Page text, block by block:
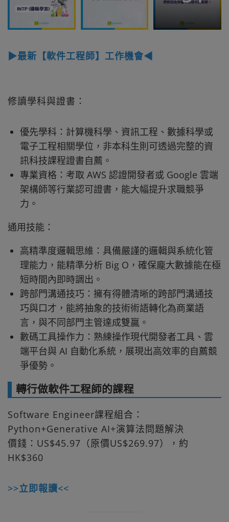
▶最新【軟件工程師】工作機會◀
修讀學科與證書：
優先學科：計算機科學、資訊工程、數據科學或
電子工程相關學位，非本科生則可透過完整的資
訊科技課程證書自薦。
專業資格：考取 AWS 認證開發者或 Google 雲端
架構師等行業認可證書，能大幅提升求職競爭
力。
通用技能：
高精準度邏輯思維：具備嚴謹的邏輯與系統化管
理能力，能精準分析 Big O，確保龐大數據能在極
短時間內即時調出。
跨部門溝通技巧：擁有得體清晰的跨部門溝通技
巧與口才，能將抽象的技術術語轉化為商業語
言，與不同部門主管達成雙贏。
數碼工具操作力：熟練操作現代開發者工具、雲
端平台與 AI 自動化系統，展現出高效率的自薦競
爭優勢。
轉行做軟件工程師的課程
Software Engineer課程組合：
Python+Generative AI+演算法問題解決
價錢：US$45.97（原價US$269.97），約
HK$360
>>立即報讀<<